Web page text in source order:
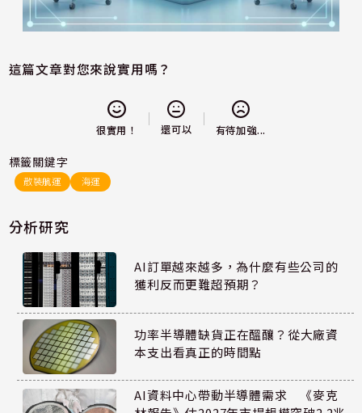
這篇文章對您來說實用嗎？
很實用！ 還可以 有待加強...
標籤關鍵字
散裝航運 海運
分析研究
AI訂單越來越多，為什麼有些公司的
獲利反而更難超預期？
功率半導體缺貨正在醞釀？從大廠資
本支出看真正的時間點
AI資料中心帶動半導體需求 《麥克